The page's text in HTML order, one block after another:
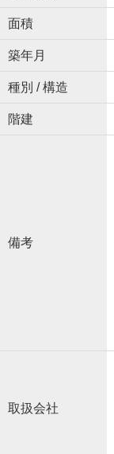
面積
築年月
種別 / 構造
階建
備考
取扱会社